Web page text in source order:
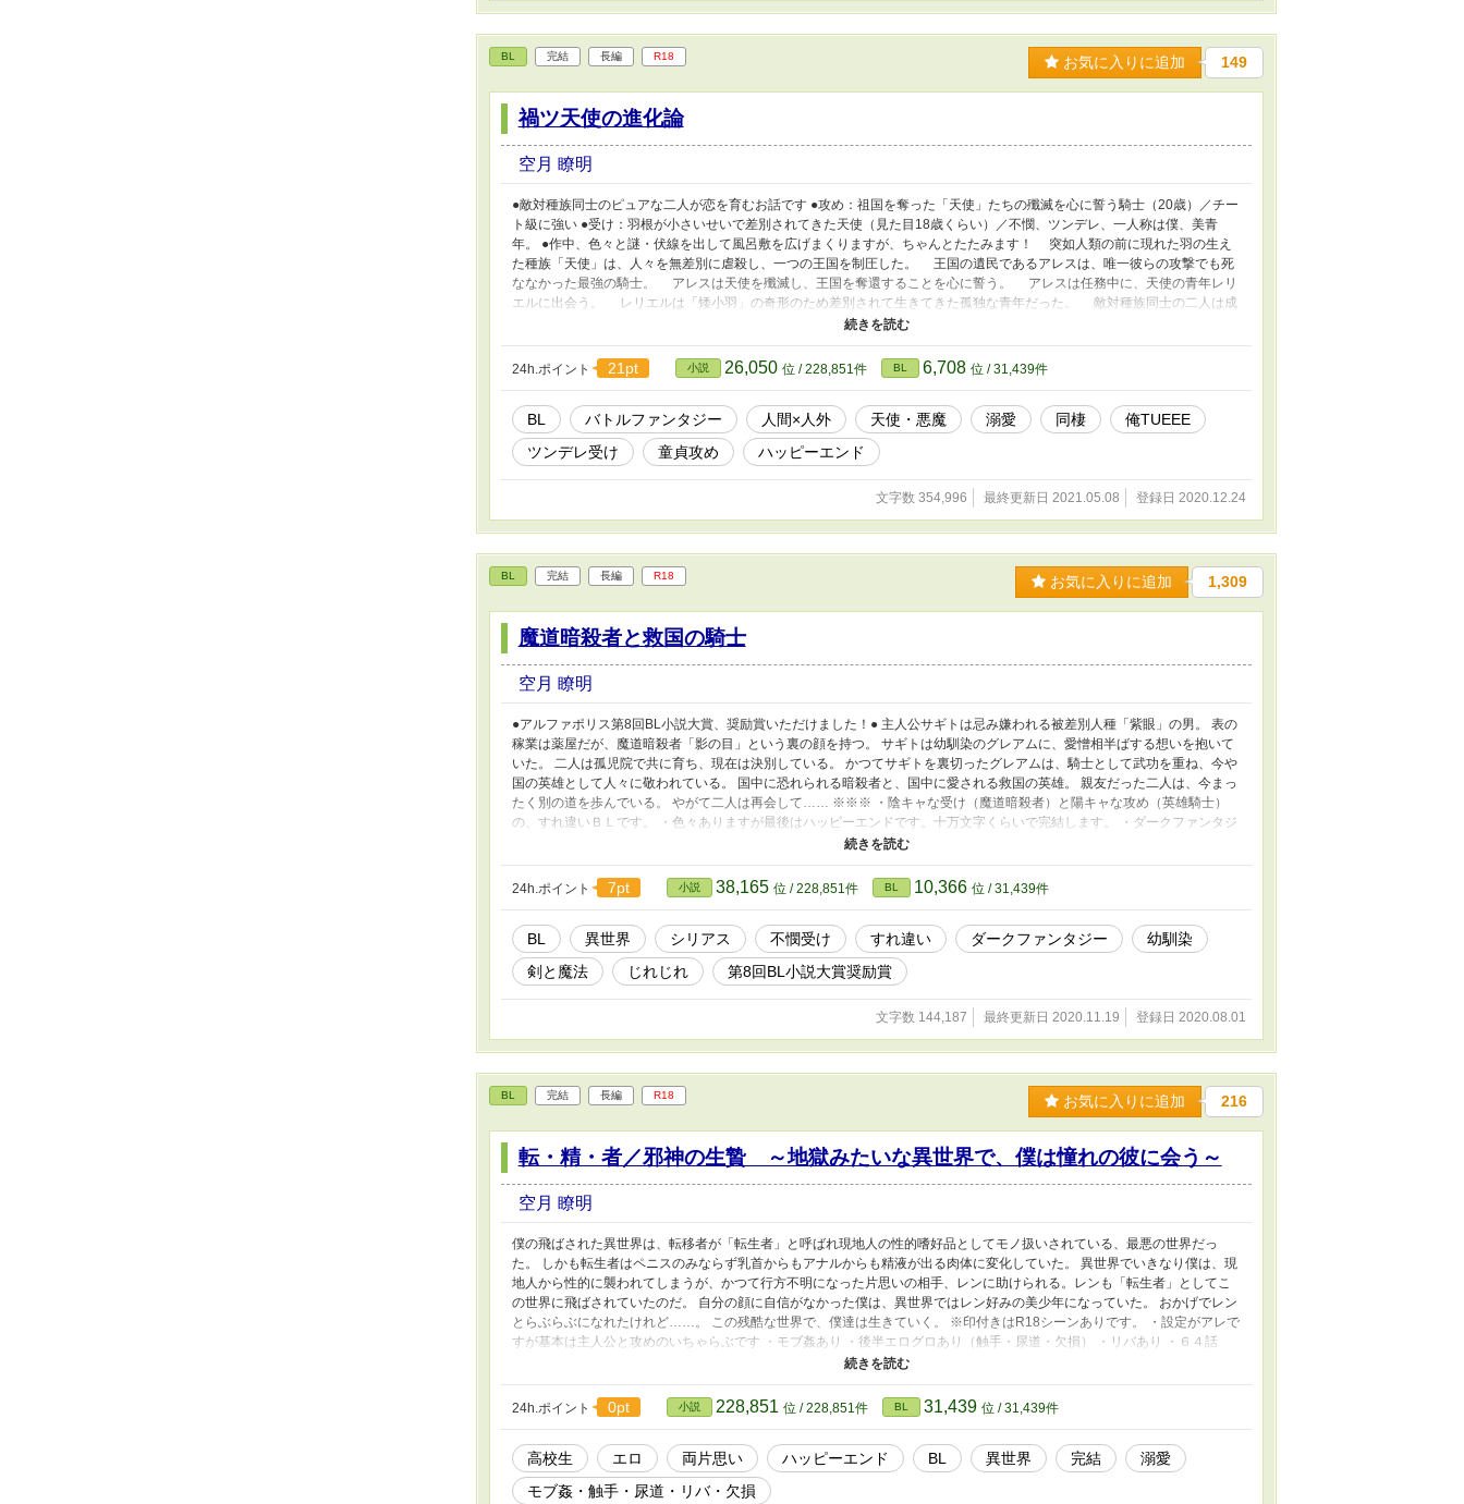
BL 完結 長編 R18 お気に入りに追加 149
禍ツ天使の進化論
空月 瞭明
●敵対種族同士のピュアな二人が恋を育むお話です ●攻め：祖国を奪った「天使」たちの殲滅を心に誓う騎士（20歳）／チー
ト級に強い ●受け：羽根が小さいせいで差別されてきた天使（見た目18歳くらい）／不憫、ツンデレ、一人称は僕、美青
年。 ●作中、色々と謎・伏線を出して風呂敷を広げまくりますが、ちゃんとたたみます！ 突如人類の前に現れた羽の生え
た種族「天使」は、人々を無差別に虐殺し、一つの王国を制圧した。 王国の遺民であるアレスは、唯一彼らの攻撃でも死
ななかった最強の騎士。 アレスは天使を殲滅し、王国を奪還することを心に誓う。 アレスは任務中に、天使の青年レリ
エルに出会う。 レリエルは「矮小羽」の奇形のため差別されて生きてきた孤独な青年だった。 敵対種族同士の二人は成
り行きで行動を共にすることとなり…。 ・序盤シリアスだんだんラブコメ、全体的には中二病バトルファンタジー ・受けが
かわいそうな目に遭うシーンがあります。苦手な方はご注意ください ・少年漫画風を目指して書いた某ラノベ公募の中間選
考通過作品を、BL小説に書き改めました ・技の名前を叫びながら戦う感じのライトなファンタジーです ・女装シーンあり、
脇に男女カプあり ・R18シーンにはタイトルに「※」をつけます ・禍ツ天使（まがつてんし）と読みます
24h.ポイント 21pt 小説 26,050 位 / 228,851件 BL 6,708 位 / 31,439件
BL バトルファンタジー 人間×人外 天使・悪魔 溺愛 同棲
俺TUEEE
ツンデレ受け
童貞攻め ハッピーエンド
文字数 354,996 最終更新日 2021.05.08 登録日 2020.12.24
BL 完結 長編 R18 お気に入りに追加 1,309
魔道暗殺者と救国の騎士
空月 瞭明
●アルファポリス第8回BL小説大賞、奨励賞いただけました！● 主人公サギトは忌み嫌われる被差別人種「紫眼」の男。 表の
稼業は薬屋だが、魔道暗殺者「影の目」という裏の顔を持つ。 サギトは幼馴染のグレアムに、愛憎相半ばする想いを抱いて
いた。 二人は孤児院で共に育ち、現在は決別している。 かつてサギトを裏切ったグレアムは、騎士として武功を重ね、今や
国の英雄として人々に敬われている。 国中に恐れられる暗殺者と、国中に愛される救国の英雄。 親友だった二人は、今まっ
たく別の道を歩んでいる。 やがて二人は再会して…… ※※※ ・陰キャな受け（魔道暗殺者）と陽キャな攻め（英雄騎士）
の、すれ違いＢＬです。 ・色々ありますが最後はハッピーエンドです。十万文字くらいで完結します。 ・ダークファンタジ
ー寄りで残酷・流血表現があるのでご注意ください ・ダークな男主人公が書きたくて書き始めたお話です ・不憫受け ・R18
シーンには※をつけます ・エロはなかなかでてきません、いわゆる「じれじれ」かもしれません ・ムーンライトノベルスに
も投稿しています。https://novel18.syosetu.com/n2723gk/
24h.ポイント 7pt 小説 38,165 位 / 228,851件 BL 10,366 位 / 31,439件
BL 異世界 シリアス 不憫受け すれ違い ダークファンタジー
幼馴染
剣と魔法
じれじれ 第8回BL小説大賞奨励賞
文字数 144,187 最終更新日 2020.11.19 登録日 2020.08.01
BL 完結 長編 R18 お気に入りに追加 216
転・精・者／邪神の生贄 ～地獄みたいな異世界で、僕は憧れの彼に会う～
空月 瞭明
僕の飛ばされた異世界は、転移者が「転生者」と呼ばれ現地人の性的嗜好品としてモノ扱いされている、最悪の世界だっ
た。 しかも転生者はペニスのみならず乳首からもアナルからも精液が出る肉体に変化していた。 異世界でいきなり僕は、現
地人から性的に襲われてしまうが、かつて行方不明になった片思いの相手、レンに助けられる。レンも「転生者」としてこ
の世界に飛ばされていたのだ。 自分の顔に自信がなかった僕は、異世界ではレン好みの美少年になっていた。 おかげでレン
とらぶらぶになれたけれど……。 この残酷な世界で、僕達は生きていく。 ※印付きはR18シーンありです。 ・設定がアレで
すが基本は主人公と攻めのいちゃらぶです ・モブ姦あり ・後半エログロあり（触手・尿道・欠損） ・リバあり ・６４話
「それから」（九万文字くらい）で完結済みです ・転生じゃなくて異世界転移（異世界トリップ）ですが小説内では「転
生」ってワードで呼んでます ・ムーンライトノベルス・fujossyにも投稿しています
24h.ポイント
0pt 小説 228,851 位 / 228,851件 BL 31,439 位 / 31,439件
高校生 エロ 両片思い ハッピーエンド BL 異世界 完結
溺愛
モブ姦・触手・尿道・リバ・欠損